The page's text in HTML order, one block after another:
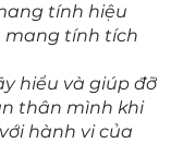
tính hiệu
mang tính tích
hiểu và giúp đỡ
thân mình khi
hành vi của